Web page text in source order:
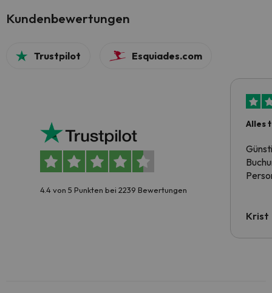
Kundenbewertungen
Trustpilot Esquiades.com
4.4 von 5 Punkten bei 2239 Bewertungen
Alles
Krist